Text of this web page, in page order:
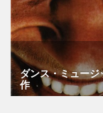
ダンス・ミュー
作